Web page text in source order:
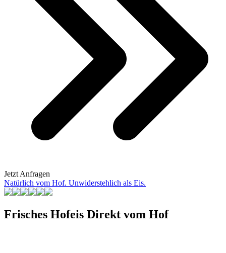
Jetzt Anfragen
Natürlich vom Hof. Unwiderstehlich als Eis.
Frisches Hofeis Direkt vom Hof